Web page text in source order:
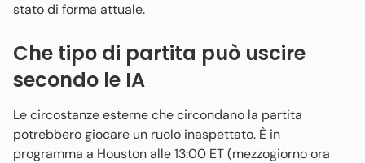
stato di forma attuale.
Che tipo di partita può uscire
secondo le IA
Le circostanze esterne che circondano la partita
potrebbero giocare un ruolo inaspettato. È in
programma a Houston alle 13:00 ET (mezzogiorno ora